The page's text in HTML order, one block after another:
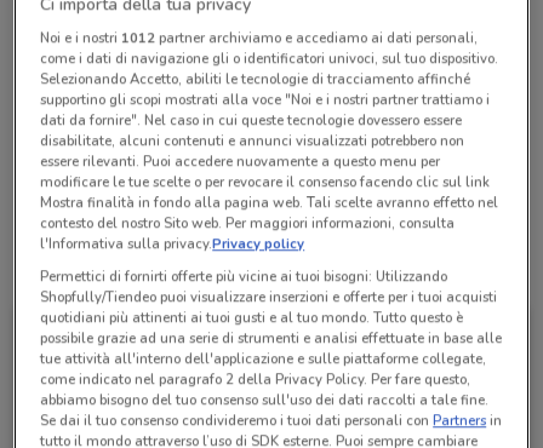
Chiuso
Lunedì 08:25 / 13:35 - 14:30 / 15:50
Martedì 08:25 / 13:35 - 14:30 / 15:50
Mercoledì 08:25 / 13:35 - 14:30 / 15:50
Giovedì 08:25 / 13:35 - 14:30 / 15:50
Venerdì 08:25 / 13:35 - 14:30 / 15:50
Sabato Chiuso
Domenica Chiuso
0687828701
Tutte le promozioni di questo negozio
Noi e i nostri 1012partner archiviamo e accediamo ai dati personali,
come i dati di navigazione gli o identificatori univoci, sul tuo dispositivo.
Selezionando Accetto, abiliti le tecnologie di tracciamento affinché
supportino gli scopi mostrati alla voce "Noi e i nostri partner trattiamo i
dati da fornire". Nel caso in cui queste tecnologie dovessero essere
disabilitate, alcuni contenuti e annunci visualizzati potrebbero non
essere rilevanti. Puoi accedere nuovamente a questo menu per
modificare le tue scelte o per revocare il consenso facendo clic sul link
Mostra finalità in fondo alla pagina web. Tali scelte avranno effetto nel
contesto del nostro Sito web. Per maggiori informazioni, consulta
l'Informativa sulla privacy.Privacy policy
Permettici di fornirti offerte più vicine ai tuoi bisogni: Utilizzando
Shopfully/Tiendeo puoi visualizzare inserzioni e offerte per i tuoi acquisti
quotidiani più attinenti ai tuoi gusti e al tuo mondo. Tutto questo è
possibile grazie ad una serie di strumenti e analisi effettuate in base alle
tue attività all'interno dell'applicazione e sulle piattaforme collegate,
come indicato nel paragrafo 2 della Privacy Policy. Per fare questo,
abbiamo bisogno del tuo consenso sull'uso dei dati raccolti a tale fine.
Se dai il tuo consenso condivideremo i tuoi dati personali conPartnersin
tutto il mondo attraverso l’uso di SDK esterne. Puoi sempre cambiare